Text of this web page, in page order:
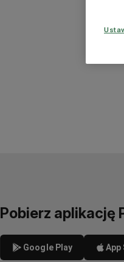
Pobierz aplikację
Google Play App